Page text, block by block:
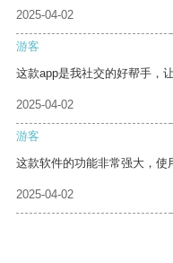
2025-04-02
游客
这款app是我社交的好帮手，
2025-04-02
游客
这款软件的功能非常强大，使
2025-04-02